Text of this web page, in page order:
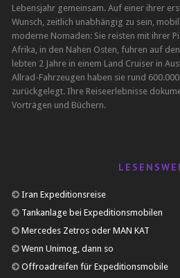
Lebensjahr gemeinsam. Auf einer ihrer
Wunsch, zeitlich unabhängig zu sein,
moderne Nomaden: Sie reisten mit ihrer
Afrika, in den Nahen Osten, fuhren auf
lebten 2 Jahre in einem Land Cruiser in
Allrad-Fahrzeugen haben sie rund
zurückgelegt. Ihre Reiseerlebnisse
Vorträgen und Büchern.
Iran Expeditionsreise
Tankanlage bei Expeditionsmobilen
Mercedes Zetros oder MAN KAT
Wenn Unimog, dann so
Offroadreifen für Expeditionsmobile